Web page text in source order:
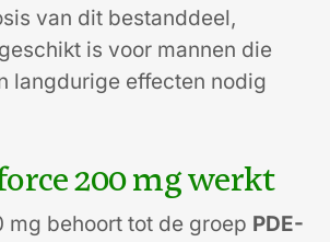
van dit bestanddeel,
is voor mannen die
langdurige effecten nodig
200 mg werkt
mg behoort tot de groep PDE-